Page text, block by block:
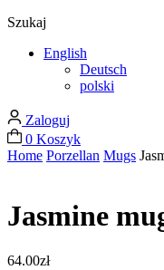
Szukaj
English
Deutsch
polski
Zaloguj
0 Koszyk
Home Porzellan Mugs
Jasmine
64.00zł